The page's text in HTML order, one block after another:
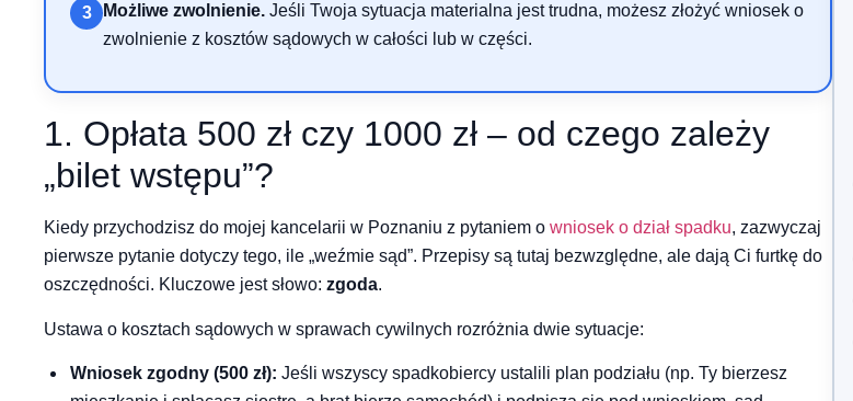
3 Możliwe zwolnienie. Jeśli Twoja sytuacja materialna jest trudna, możesz złożyć wniosek o
zwolnienie z kosztów sądowych w całości lub w części.
1. Opłata 500 zł czy 1000 zł – od czego zależy
„bilet wstępu”?
Kiedy przychodzisz do mojej kancelarii w Poznaniu z pytaniem o wniosek o dział spadku, zazwyczaj
pierwsze pytanie dotyczy tego, ile „weźmie sąd”. Przepisy są tutaj bezwzględne, ale dają Ci furtkę do
oszczędności. Kluczowe jest słowo: zgoda.
Ustawa o kosztach sądowych w sprawach cywilnych rozróżnia dwie sytuacje:
Wniosek zgodny (500 zł): Jeśli wszyscy spadkobiercy ustalili plan podziału (np. Ty bierzesz